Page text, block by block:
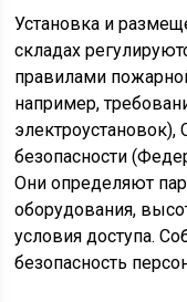
Установка и
складах
правилами
например,
безопасности
Они определяют
оборудования,
условия доступа.
безопасность